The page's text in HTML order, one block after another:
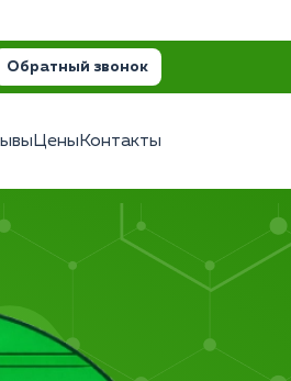
Обратный звонок
Цены Контакты